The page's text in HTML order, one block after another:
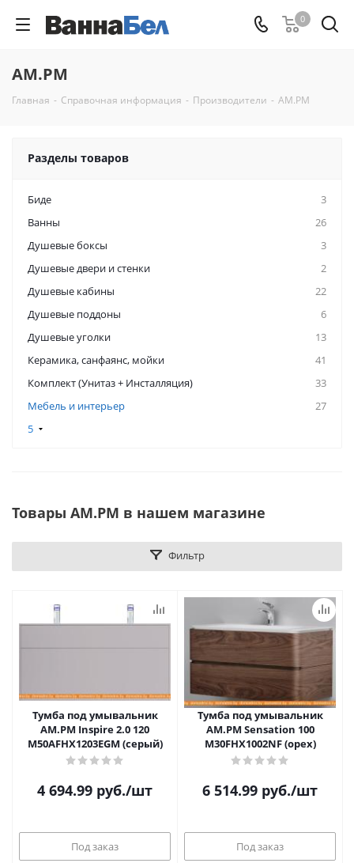
0
AM.PM
Главная - Справочная информация - Производители - AM.PM
Разделы товаров
Биде
3
Ванны
26
Душевые боксы
3
Душевые двери и стенки
2
Душевые кабины
22
Душевые поддоны
6
Душевые уголки
13
Керамикa, санфаянс, мойки
41
Комплект (Унитаз + Инсталляция)
33
Мебель и интерьер
27
5
Товары AM.PM в нашем магазине
Фильтр
Тумба под умывальник
AM.PM Inspire 2.0 120
M50AFHX1203EGM (серый)
4 694.99 руб./шт
Под заказ
Тумба под умывальник
AM.PM Sensation 100
M30FHX1002NF (орех)
6 514.99 руб./шт
Под заказ